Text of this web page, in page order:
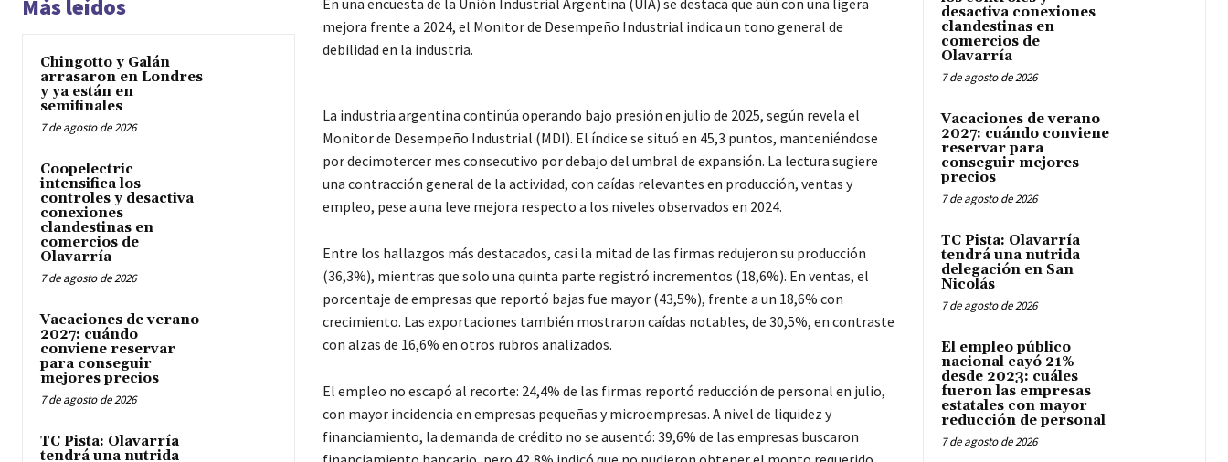
Más leídos
Chingotto y Galán
arrasaron en Londres
y ya están en
semifinales
7 de agosto de 2026
Coopelectric
intensifica los
controles y desactiva
conexiones
clandestinas en
comercios de
Olavarría
7 de agosto de 2026
Vacaciones de verano
2027: cuándo
conviene reservar
para conseguir
mejores precios
7 de agosto de 2026
TC Pista: Olavarría
tendrá una nutrida
En una encuesta de la Unión Industrial Argentina (UIA) se destaca que aún con una ligera
mejora frente a 2024, el Monitor de Desempeño Industrial indica un tono general de
debilidad en la industria.
La industria argentina continúa operando bajo presión en julio de 2025, según revela el
Monitor de Desempeño Industrial (MDI). El índice se situó en 45,3 puntos, manteniéndose
por decimotercer mes consecutivo por debajo del umbral de expansión. La lectura sugiere
una contracción general de la actividad, con caídas relevantes en producción, ventas y
empleo, pese a una leve mejora respecto a los niveles observados en 2024.
Entre los hallazgos más destacados, casi la mitad de las firmas redujeron su producción
(36,3%), mientras que solo una quinta parte registró incrementos (18,6%). En ventas, el
porcentaje de empresas que reportó bajas fue mayor (43,5%), frente a un 18,6% con
crecimiento. Las exportaciones también mostraron caídas notables, de 30,5%, en contraste
con alzas de 16,6% en otros rubros analizados.
El empleo no escapó al recorte: 24,4% de las firmas reportó reducción de personal en julio,
con mayor incidencia en empresas pequeñas y microempresas. A nivel de liquidez y
financiamiento, la demanda de crédito no se ausentó: 39,6% de las empresas buscaron
desactiva conexiones
clandestinas en
comercios de
Olavarría
7 de agosto de 2026
Vacaciones de verano
2027: cuándo conviene
reservar para
conseguir mejores
precios
7 de agosto de 2026
TC Pista: Olavarría
tendrá una nutrida
delegación en San
Nicolás
7 de agosto de 2026
El empleo público
nacional cayó 21%
desde 2023: cuáles
fueron las empresas
estatales con mayor
reducción de personal
7 de agosto de 2026